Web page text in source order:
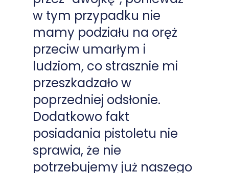
w tym przypadku nie
mamy podziału na oręż
przeciw umarłym i
ludziom, co strasznie mi
przeszkadzało w
poprzedniej odsłonie.
Dodatkowo fakt
posiadania pistoletu nie
sprawia, że nie
potrzebujemy już naszego